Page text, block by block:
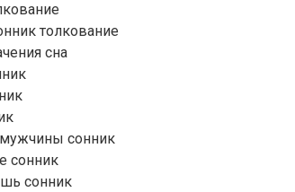
толкование
сна
мужчины сонник
сонник
сонник